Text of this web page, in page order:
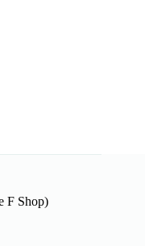
F Shop)